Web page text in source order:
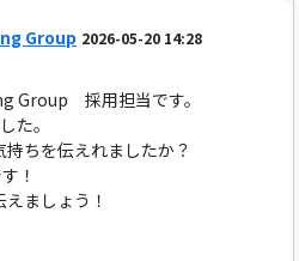
Group 2026-05-20 14:28
Group 採用担当です。
た。
ちを伝えれましたか？
！
ましょう！